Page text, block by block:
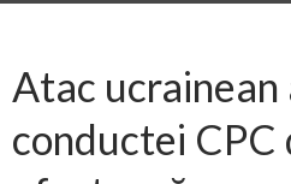
Atac ucrainean
conductei CPC